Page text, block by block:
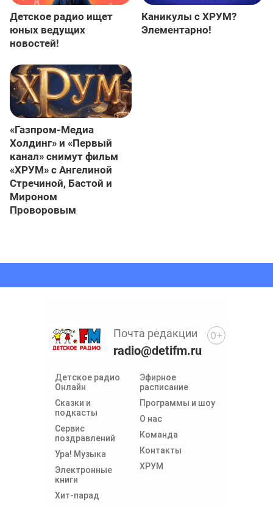
Детское радио ищет
юных ведущих
новостей!
Каникулы с ХРУМ?
Элементарно!
«Газпром-Медиа
Холдинг» и «Первый
канал» снимут фильм
«ХРУМ» с Ангелиной
Стречиной, Бастой и
Мироном
Проворовым
Детское радио
Онлайн
Сказки и
подкасты
Сервис
поздравлений
Ура! Музыка
Электронные
книги
Хит-парад
Эфирное
расписание
Программы и шоу
О нас
Команда
Контакты
ХРУМ
Почта редакции
radio@detifm.ru
0+